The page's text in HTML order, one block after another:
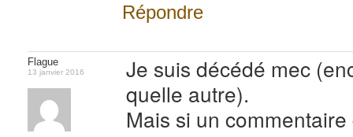
Répondre
Flague
13 janvier 2016
Je suis décédé mec
quelle autre).
Mais si un